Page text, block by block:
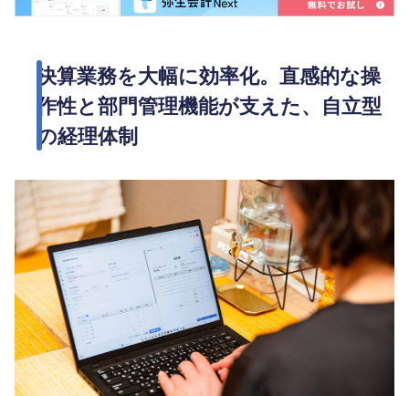
決算業務を大幅に効率化。直感的な操
作性と部門管理機能が支えた、自立型
の経理体制